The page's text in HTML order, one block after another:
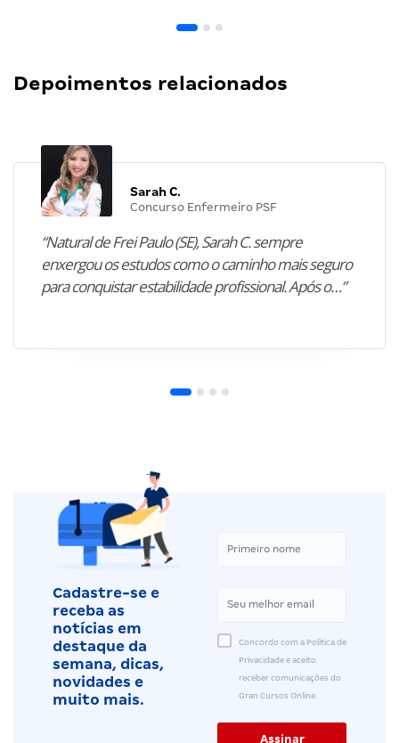
Depoimentos relacionados
Sarah C.
Concurso Enfermeiro PSF
“Natural de Frei Paulo (SE), Sarah C. sempre
enxergou os estudos como o caminho mais seguro
para conquistar estabilidade profissional. Após o…”
Cadastre-se e
receba as
notícias em
destaque da
semana, dicas,
novidades e
muito mais.
Concordo com a Política de
Privacidade e aceito
receber comunicações do
Gran Cursos Online.